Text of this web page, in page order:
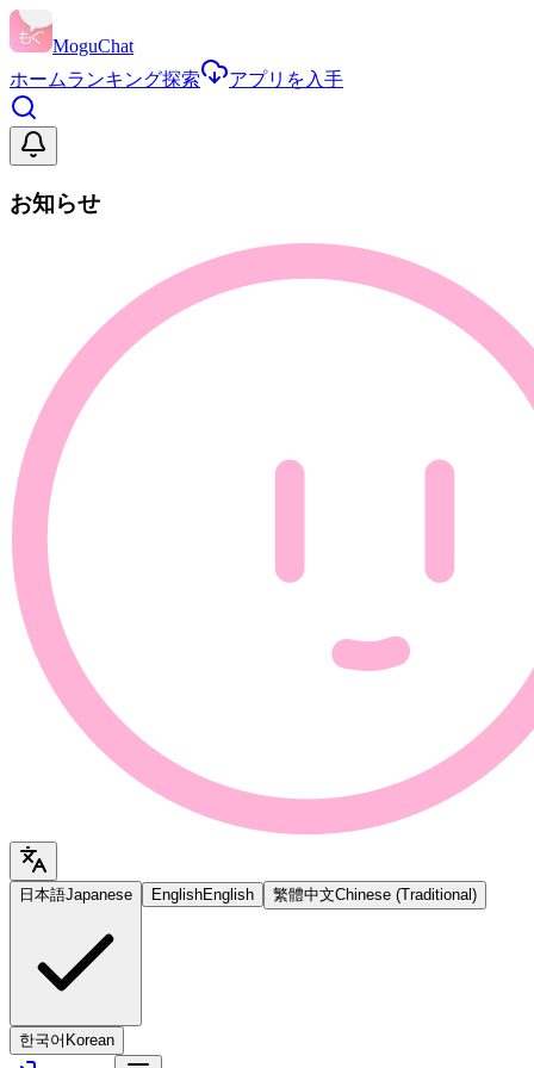
MoguChat
ホームランキング探索 アプリを入手
お知らせ
日本語Japanese EnglishEnglish 繁體中文Chinese (Traditional)
한국어 Korean